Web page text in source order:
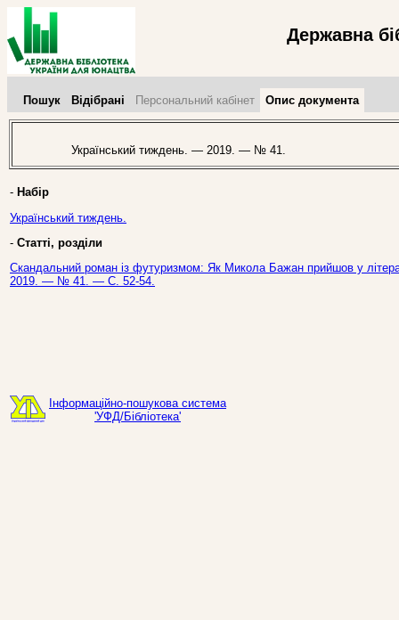
Державна
Пошук Відібрані Персональний кабінет Опис документа
Український тиждень. — 2019. — № 41.
- Набір
Український тиждень.
- Статті, розділи
Скандальний роман із футуризмом: Як Микола Бажан прийшов у
2019. — № 41. — С. 52-54.
Інформаційно-пошукова система
'УФД/Бібліотека'